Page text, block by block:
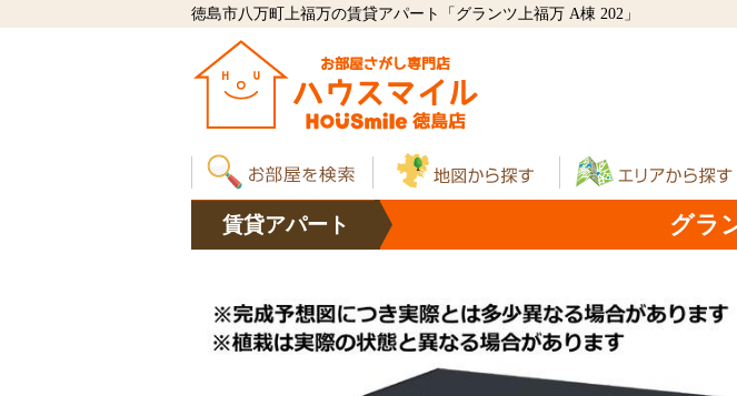
徳島市八万町上福万の賃貸アパート「グランツ上福万 A棟 202」
賃貸アパート グラ